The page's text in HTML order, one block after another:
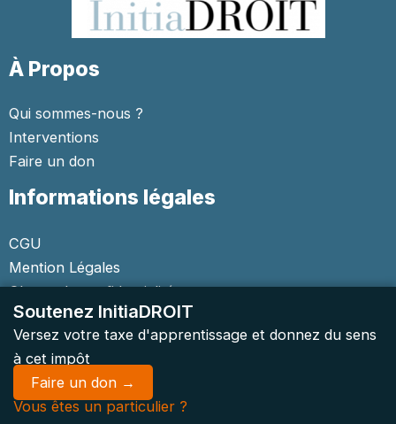
À Propos
Qui sommes-nous ?
Interventions
Faire un don
Informations légales
CGU
Mention Légales
Charte de confidentialité
Copyright © 2026 Initiadroit | Tous droits réservés
Soutenez InitiaDROIT
Versez votre taxe d'apprentissage et donnez du sens
à cet impôt
Faire un don →
Vous êtes un particulier ?